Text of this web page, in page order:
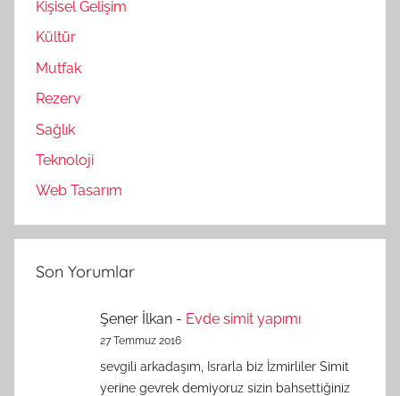
Kişisel Gelişim
Kültür
Mutfak
Rezerv
Sağlık
Teknoloji
Web Tasarım
Son Yorumlar
Şener İlkan - Evde simit yapımı
27 Temmuz 2016
sevgili arkadaşım, Israrla biz İzmirliler Simit
yerine gevrek demiyoruz sizin bahsettiğiniz